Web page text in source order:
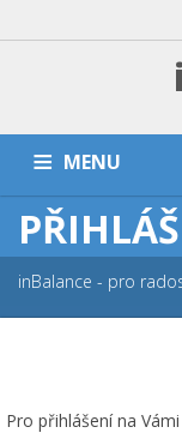
MENU
DOMŮ TRÉNINKY
PŘÍMĚŠŤÁKY A KEMPY
inBalance - pro
Pro přihlášení na